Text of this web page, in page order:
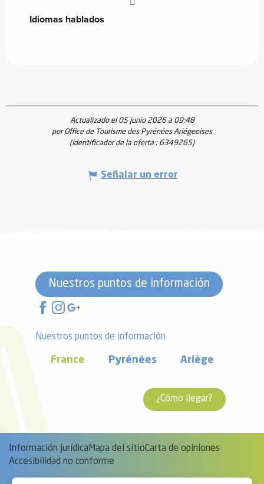
Idiomas hablados
Idiomas hablados
Actualizado el 05 junio 2026 a 09:48
por Office de Tourisme des Pyrénées Ariégeoises
(Identificador de la oferta : 6349265)
Señalar un error
Nuestros puntos de información
Nuestros puntos de información
France Pyrénées Ariège
¿Cómo llegar?
Información jurídica Mapa del sitioCarta de opiniones
Accesibilidad no conforme